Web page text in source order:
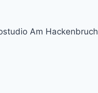
Am Hackenbruch